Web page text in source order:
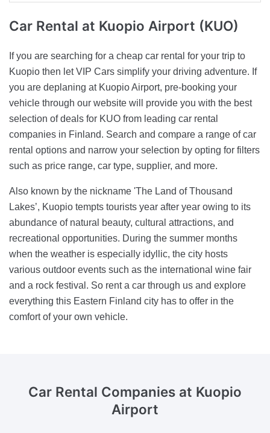
Car Rental at Kuopio Airport (KUO)
If you are searching for a cheap car rental for your trip to
Kuopio then let VIP Cars simplify your driving adventure. If
you are deplaning at Kuopio Airport, pre-booking your
vehicle through our website will provide you with the best
selection of deals for KUO from leading car rental
companies in Finland. Search and compare a range of car
rental options and narrow your selection by opting for filters
such as price range, car type, supplier, and more.
Also known by the nickname 'The Land of Thousand
Lakes’, Kuopio tempts tourists year after year owing to its
abundance of natural beauty, cultural attractions, and
recreational opportunities. During the summer months
when the weather is especially idyllic, the city hosts
various outdoor events such as the international wine fair
and a rock festival. So rent a car through us and explore
everything this Eastern Finland city has to offer in the
comfort of your own vehicle.
Car Rental Companies at Kuopio
Airport